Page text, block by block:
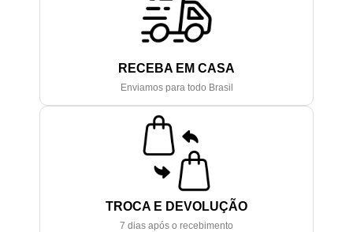
RECEBA EM CASA
Enviamos para todo Brasil
TROCA E DEVOLUÇÃO
7 dias após o recebimento